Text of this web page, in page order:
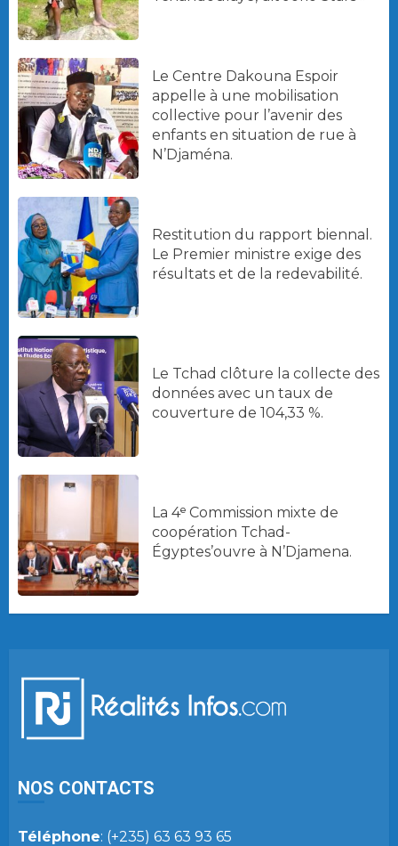
Le Centre Dakouna Espoir
appelle à une mobilisation
collective pour l’avenir des
enfants en situation de rue à
N’Djaména.
Restitution du rapport biennal.
Le Premier ministre exige des
résultats et de la redevabilité.
Le Tchad clôture la collecte des
données avec un taux de
couverture de 104,33 %.
La 4ᵉ Commission mixte de
coopération Tchad-
Égyptes’ouvre à N’Djamena.
NOS CONTACTS
Téléphone: (+235) 63 63 93 65